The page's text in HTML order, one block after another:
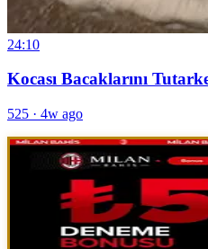
24:10
Kocası Bacaklarını
525 · 4w ago